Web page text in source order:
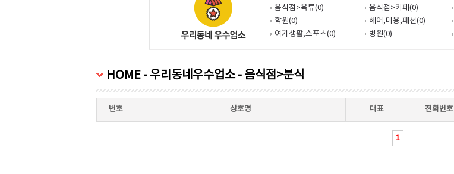
음식점>육류(0)
음식점>카페(0)
학원(0)
헤어,미용,패션(0)
여가생활,스포츠(0)
병원(0)
HOME - 우리동네우수업소 - 음식점>분식
번호 상호명 대표 전화번호
1